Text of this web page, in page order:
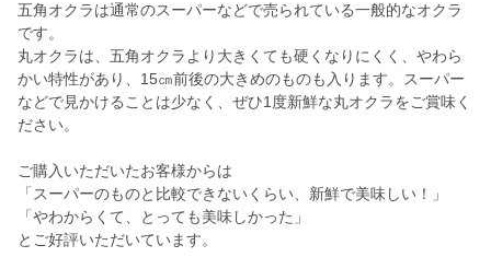
五角オクラは通常のスーパーなどで売られている一般的なオクラ
です。
丸オクラは、五角オクラより大きくても硬くなりにくく、やわら
かい特性があり、15㎝前後の大きめのものも入ります。スーパー
などで見かけることは少なく、ぜひ1度新鮮な丸オクラをご賞味く
ださい。
ご購入いただいたお客様からは
「スーパーのものと比較できないくらい、新鮮で美味しい！」
「やわからくて、とっても美味しかった」
とご好評いただいています。